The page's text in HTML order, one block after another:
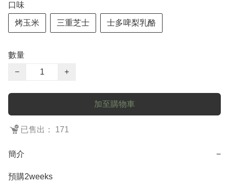
口味
烤玉米 三重芝士 士多啤梨乳酪
數量
−
+
加至購物車
已售出： 171
簡介 −
預購2weeks